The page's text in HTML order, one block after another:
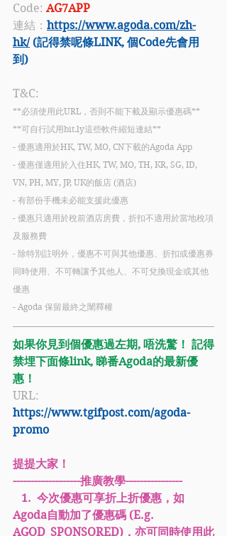
Code: AG7APP
連結： https://www.agoda.com/zh-
hk/ (記得禁呢條LINK, 個Code先會用
到)
T&C:
**必須使用此URL，否則不能下載及顯示優惠碼**
**可自行試用bit.ly這些軟件縮短連結**
- 優惠適用於HK, TW, MO, CN下載的Agoda App
- 優惠僅適用於入住HK, TW, MO, TH, KR, SG, ID,
VN, PH, MY, JP, UK的飯店 (酒店)
- 有部份手機未必能支援此優惠
- 優惠只適用於稅前酒店房費，折扣不適用於當地稅項
及服務費
- 除特別註明外，優惠不可與其他優惠、折扣或優惠券
同時使用、不可轉讓予其他人、不可兌換現金或其他
優惠
- Agoda 保留最終之闡釋權
如果你見到個優惠過左期, 唔洗驚！ 記得
禁埋下面條link, 睇番Agoda的最新優
惠！
URL:
https://www.tgifpost.com/agoda-
promo
提提大家！
-------------------推廣教學----------------
Agoda自動加了優惠碼 (E.g.
AGOD_SPONSORED)，亦可同時使用此